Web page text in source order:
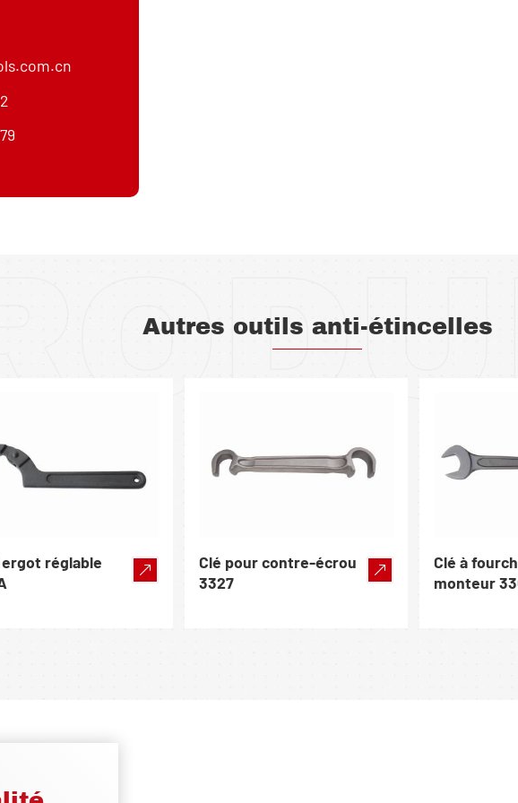
Autres outils anti-étincelles
ergot réglable
Clé pour contre-écrou
3327
Clé à
monteur